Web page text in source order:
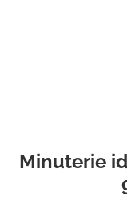
Minuterie